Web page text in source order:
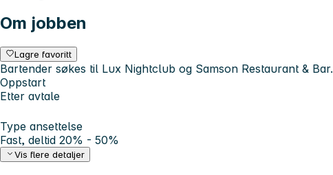
Om jobben
Lagre favoritt
Bartender søkes til Lux Nightclub og Samson Restaurant & Bar.
Oppstart
Etter avtale
Type ansettelse
Fast, deltid 20% - 50%
Vis flere detaljer